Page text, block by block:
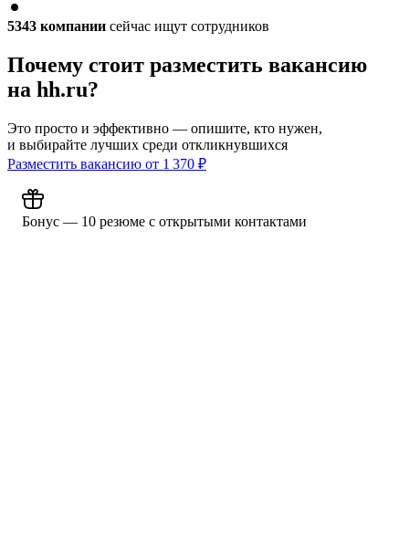
5343 компании сейчас ищут сотрудников
Почему стоит разместить вакансию
на hh.ru?
Это просто и эффективно — опишите, кто нужен,
и выбирайте лучших среди откликнувшихся
Разместить вакансию от 1 370 ₽
Бонус — 10 резюме с открытыми контактами